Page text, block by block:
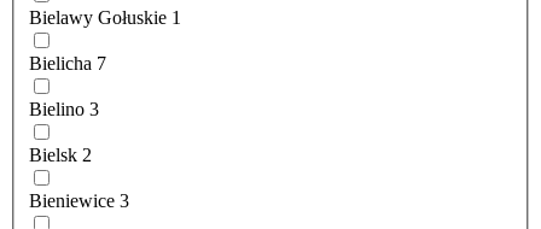
Bielawy Gołuskie 1
Bielicha 7
Bielino 3
Bielsk 2
Bieniewice 3